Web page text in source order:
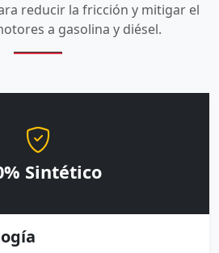
reducir la fricción y mitigar el
a gasolina y diésel.
Sintético